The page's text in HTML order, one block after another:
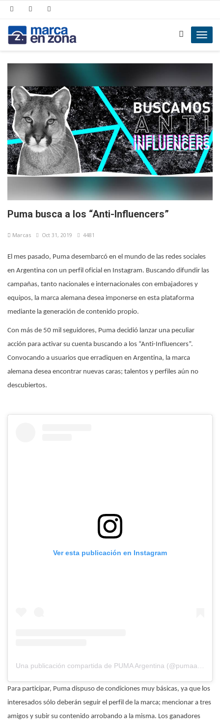
Puma busca a los “Anti-Influencers”
Marcas Oct 31, 2019 4481
El mes pasado, Puma desembarcó en el mundo de las redes sociales
en Argentina con un perfil oficial en Instagram. Buscando difundir las
campañas, tanto nacionales e internacionales con embajadores y
equipos, la marca alemana desea imponerse en esta plataforma
mediante la generación de contenido propio.
Con más de 50 mil seguidores, Puma decidió lanzar una peculiar
acción para activar su cuenta buscando a los “Anti-Influencers”.
Convocando a usuarios que erradiquen en Argentina, la marca
alemana desea encontrar nuevas caras; talentos y perfiles aún no
descubiertos.
Ver esta publicación en Instagram
Para participar, Puma dispuso de condiciones muy básicas, ya que los
interesados sólo deberán seguir el perfil de la marca; mencionar a tres
amigos y subir su contenido arrobando a la misma. Los ganadores